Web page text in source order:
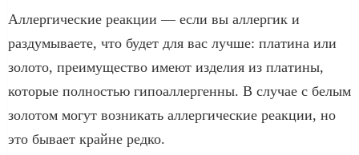
Аллергические реакции — если вы аллергик и
раздумываете, что будет для вас лучше: платина или
золото, преимущество имеют изделия из платины,
которые полностью гипоаллергенны. В случае с белым
золотом могут возникать аллергические реакции, но
это бывает крайне редко.